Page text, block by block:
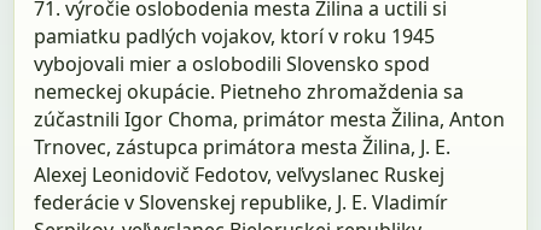
71. výročie oslobodenia mesta Žilina a uctili si
pamiatku padlých vojakov, ktorí v roku 1945
vybojovali mier a oslobodili Slovensko spod
nemeckej okupácie. Pietneho zhromaždenia sa
zúčastnili Igor Choma, primátor mesta Žilina, Anton
Trnovec, zástupca primátora mesta Žilina, J. E.
Alexej Leonidovič Fedotov, veľvyslanec Ruskej
federácie v Slovenskej republike, J. E. Vladimír